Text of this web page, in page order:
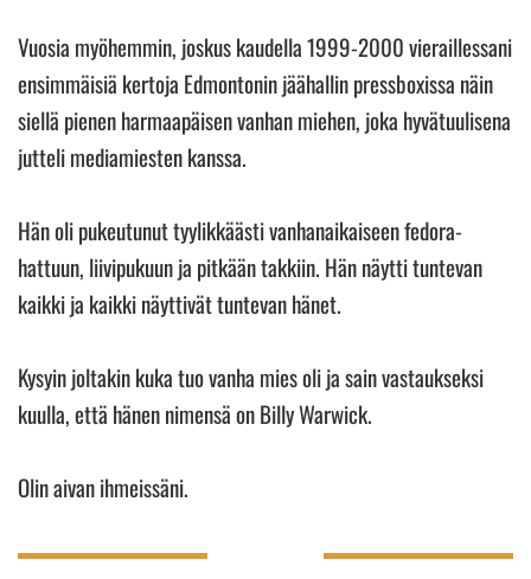
Vuosia myöhemmin, joskus kaudella 1999-2000 vieraillessani
ensimmäisiä kertoja Edmontonin jäähallin pressboxissa näin
siellä pienen harmaapäisen vanhan miehen, joka hyvätuulisena
jutteli mediamiesten kanssa.
Hän oli pukeutunut tyylikkäästi vanhanaikaiseen fedora-
hattuun, liivipukuun ja pitkään takkiin. Hän näytti tuntevan
kaikki ja kaikki näyttivät tuntevan hänet.
Kysyin joltakin kuka tuo vanha mies oli ja sain vastaukseksi
kuulla, että hänen nimensä on Billy Warwick.
Olin aivan ihmeissäni.